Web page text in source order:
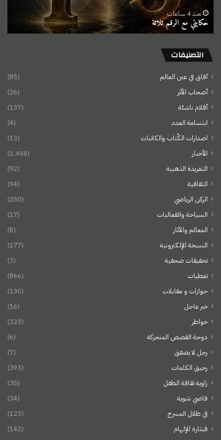
منذ 4 ساعات
حكايتي مع الرقم ثلاثة
التصنيفات
آفاق في عين العالم
(85)
أصحاب الأثر
(26)
أقلام ناشئة
(137)
ابتسامة العدد
(4)
اصدارات الكُتاب والكاتبات
(13)
الأخبار
(2٬458)
التغريدة الذهبية
(92)
الثقافية
(94)
الركن الرياضي
(250)
السياحة والفعاليات
(17)
المعالم والآثار
(8)
النسخة الإلكترونية
(177)
تحقيقات صحفية
(3)
تغطيات
(866)
حوارات و مقابلات
(130)
خبر عاجل
(16)
خواطر
(323)
دوحة القصص المتحركة
(6)
رجل لا يصفق
(7)
رحيق الكلمات
(393)
زاوية ثقافة الطفل
(35)
فاضي شوية
(34)
في ظلال المسرح
(123)
قيثارة الإلهام
(142)